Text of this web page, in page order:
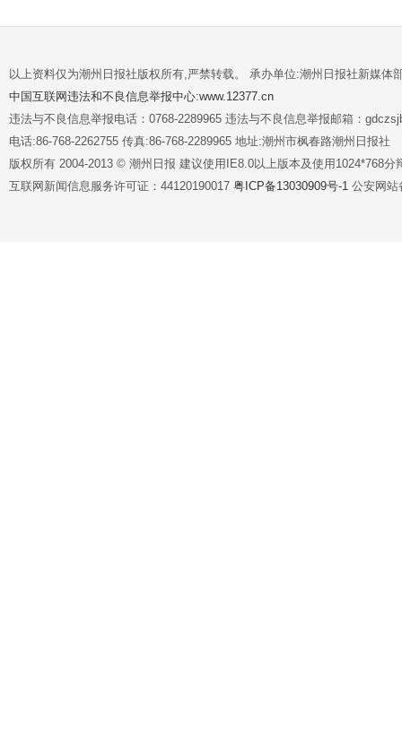
以上资料仅为潮州日报社版权所有,严禁转载。 承办单位:潮州日报社新媒体
中国互联网违法和不良信息举报中心:www.12377.cn
违法与不良信息举报电话：0768-2289965 违法与不良信息举报邮箱：
电话:86-768-2262755 传真:86-768-2289965 地址:潮州市枫春路潮州日报社
版权所有 2004-2013 © 潮州日报 建议使用IE8.0以上版本及使用1024*768分
互联网新闻信息服务许可证：44120190017 粤ICP备13030909号-1 公安网站